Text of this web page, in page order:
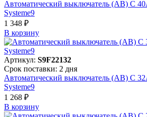
Автоматический выключатель (АВ) C
Systeme9
1 348 ₽
В корзинy
Артикул: S9F22132
Срок поставки: 2 дня
Автоматический выключатель (АВ) C
Systeme9
1 268 ₽
В корзинy